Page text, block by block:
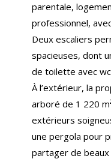
parentale,
professionnel,
Deux escaliers
spacieuses, dont
de toilette avec
À l’extérieur, la
arboré de 1 220
extérieurs
une pergola pour
partager de